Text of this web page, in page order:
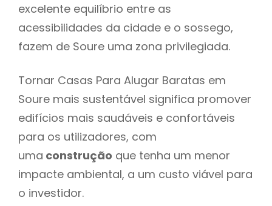
excelente equilíbrio entre as
acessibilidades da cidade e o sossego,
fazem de Soure uma zona privilegiada.
Tornar Casas Para Alugar Baratas em
Soure mais sustentável significa promover
edifícios mais saudáveis e confortáveis
para os utilizadores, com
uma construção que tenha um menor
impacte ambiental, a um custo viável para
o investidor.